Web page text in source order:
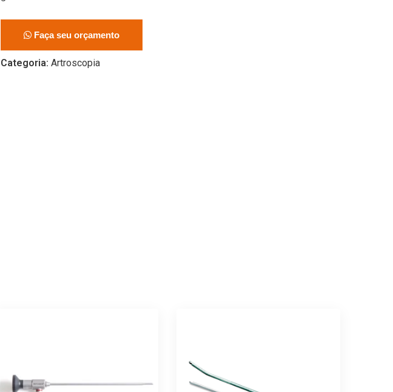
Faça seu orçamento
Categoria: Artroscopia